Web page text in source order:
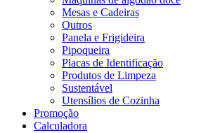
Mesas e Cadeiras
Outros
Panela e Frigideira
Pipoqueira
Placas de Identificação
Produtos de Limpeza
Sustentável
Utensílios de Cozinha
Promoção
Calculadora